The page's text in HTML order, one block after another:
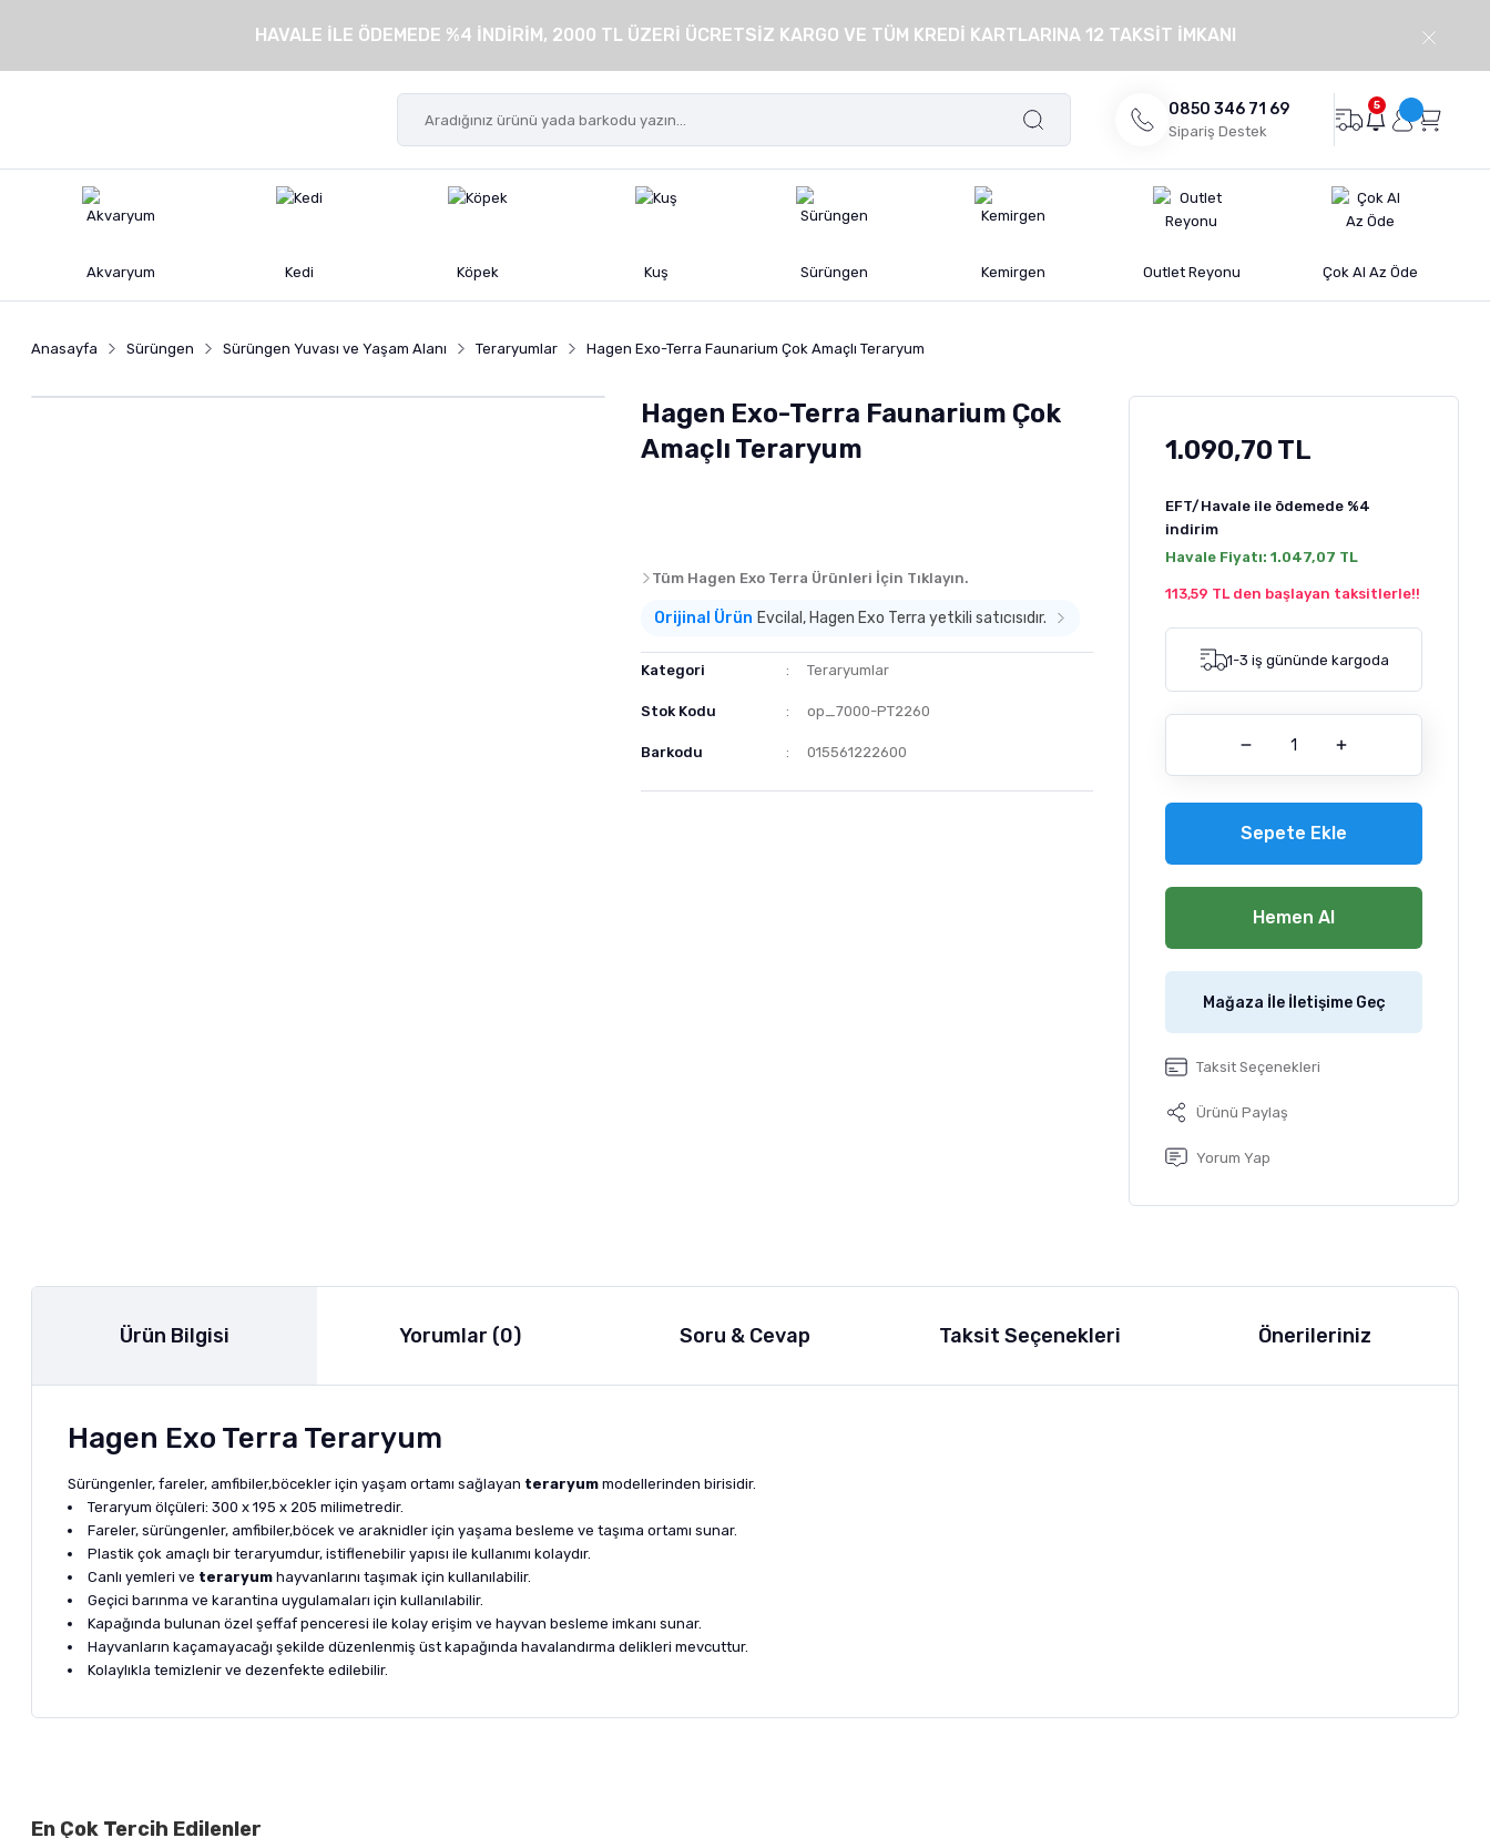
HAVALE İLE ÖDEMEDE %4 İNDİRİM, 2000 TL ÜZERİ ÜCRETSİZ KARGO VE TÜM KREDİ KARTLARINA 12 TAKSİT İMKANI
0850 346 71 69
Sipariş Destek
5
Akvaryum Kedi Köpek Kuş Sürüngen Kemirgen Outlet Reyonu Çok Al Az Öde
Anasayfa Sürüngen Sürüngen Yuvası ve Yaşam Alanı Teraryumlar Hagen Exo-Terra Faunarium Çok Amaçlı Teraryum
Hagen Exo-Terra Faunarium Çok
Amaçlı Teraryum
Tüm Hagen Exo Terra Ürünleri İçin Tıklayın.
Orijinal Ürün Evcilal, Hagen Exo Terra yetkili satıcısıdır.
Kategori Teraryumlar
Stok Kodu op_7000-PT2260
Barkodu 015561222600
1.090,70 TL
EFT/Havale ile ödemede %4
indirim
Havale Fiyatı: 1.047,07 TL
113,59 TL den başlayan taksitlerle!!
1-3 iş gününde kargoda
Sepete Ekle
Hemen Al
Mağaza İle İletişime Geç
Taksit Seçenekleri
Ürünü Paylaş
Yorum Yap
Ürün Bilgisi Yorumlar (0) Soru & Cevap Taksit Seçenekleri Önerileriniz
Hagen Exo Terra Teraryum
Sürüngenler, fareler, amfibiler,böcekler için yaşam ortamı sağlayan teraryum modellerinden birisidir.
Teraryum ölçüleri: 300 x 195 x 205 milimetredir.
Fareler, sürüngenler, amfibiler,böcek ve araknidler için yaşama besleme ve taşıma ortamı sunar.
Plastik çok amaçlı bir teraryumdur, istiflenebilir yapısı ile kullanımı kolaydır.
Canlı yemleri ve teraryum hayvanlarını taşımak için kullanılabilir.
Geçici barınma ve karantina uygulamaları için kullanılabilir.
Kapağında bulunan özel şeffaf penceresi ile kolay erişim ve hayvan besleme imkanı sunar.
Hayvanların kaçamayacağı şekilde düzenlenmiş üst kapağında havalandırma delikleri mevcuttur.
Kolaylıkla temizlenir ve dezenfekte edilebilir.
En Çok Tercih Edilenler